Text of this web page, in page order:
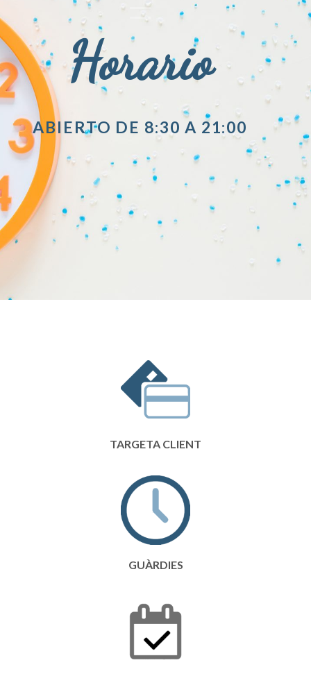
Horario
ABIERTO DE 8:30 A 21:00
TARGETA CLIENT
GUÀRDIES